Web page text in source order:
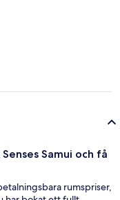
Samui och få
rumspriser,